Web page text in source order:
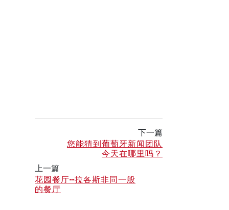
下一篇
您能猜到葡萄牙新闻团队
今天在哪里吗？
上一篇
花园餐厅--拉各斯非同一般
的餐厅